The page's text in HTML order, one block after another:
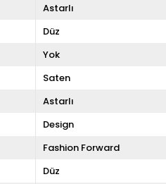
Astarlı
Düz
Yok
Saten
Astarlı
Design
Fashion Forward
Düz